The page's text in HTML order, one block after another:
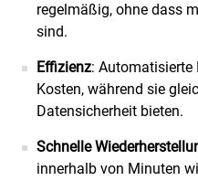
regelmäßig, ohne dass
sind.
Effizienz: Automatisierte
Kosten, während sie
Datensicherheit bieten.
Schnelle
innerhalb von Minuten